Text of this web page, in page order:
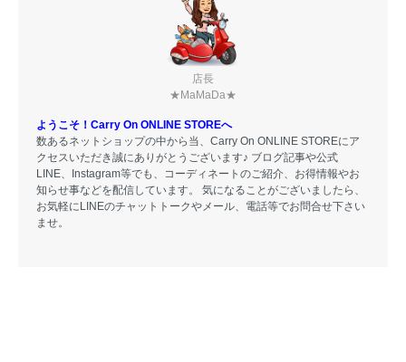
店長
★MaMaDa★
ようこそ！Carry On ONLINE STOREへ
数あるネットショップの中から当、Carry On ONLINE STOREにア
クセスいただき誠にありがとうございます♪ ブログ記事や公式
LINE、Instagram等でも、コーディネートのご紹介、お得情報やお
知らせ事などを配信しています。 気になることがございましたら、
お気軽にLINEのチャットトークやメール、電話等でお問合せ下さい
ませ。